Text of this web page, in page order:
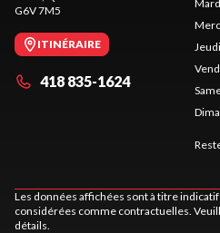
G6V 7M5
ITINÉRAIRE
418 835-1624
Jeudi
Les données affichées sont à titre
considérées comme contractuelles.
détails.